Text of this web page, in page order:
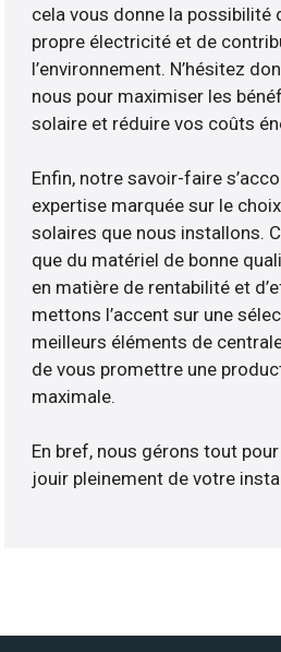
cela vous donne la possibilité
propre électricité et de
l’environnement. N’hésitez
nous pour maximiser les
solaire et réduire vos coûts
Enfin, notre savoir-faire
expertise marquée sur le
solaires que nous installons.
que du matériel de bonne
en matière de rentabilité et
mettons l’accent sur une
meilleurs éléments de
de vous promettre une
maximale.
En bref, nous gérons tout
jouir pleinement de votre